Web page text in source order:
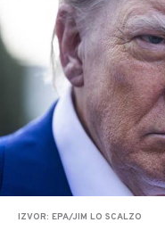
IZVOR: EPA/JIM LO SCALZO